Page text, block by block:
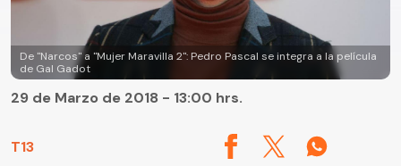
De "Narcos" a "Mujer Maravilla 2": Pedro Pascal se integra a la película
de Gal Gadot
T13
29 de Marzo de 2018 - 13:00 hrs.